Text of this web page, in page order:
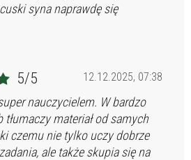
syna naprawdę się
12.12.2025, 07:38
5/5
nauczycielem. W bardzo
materiał od samych
czemu nie tylko uczy dobrze
ale także skupia się na